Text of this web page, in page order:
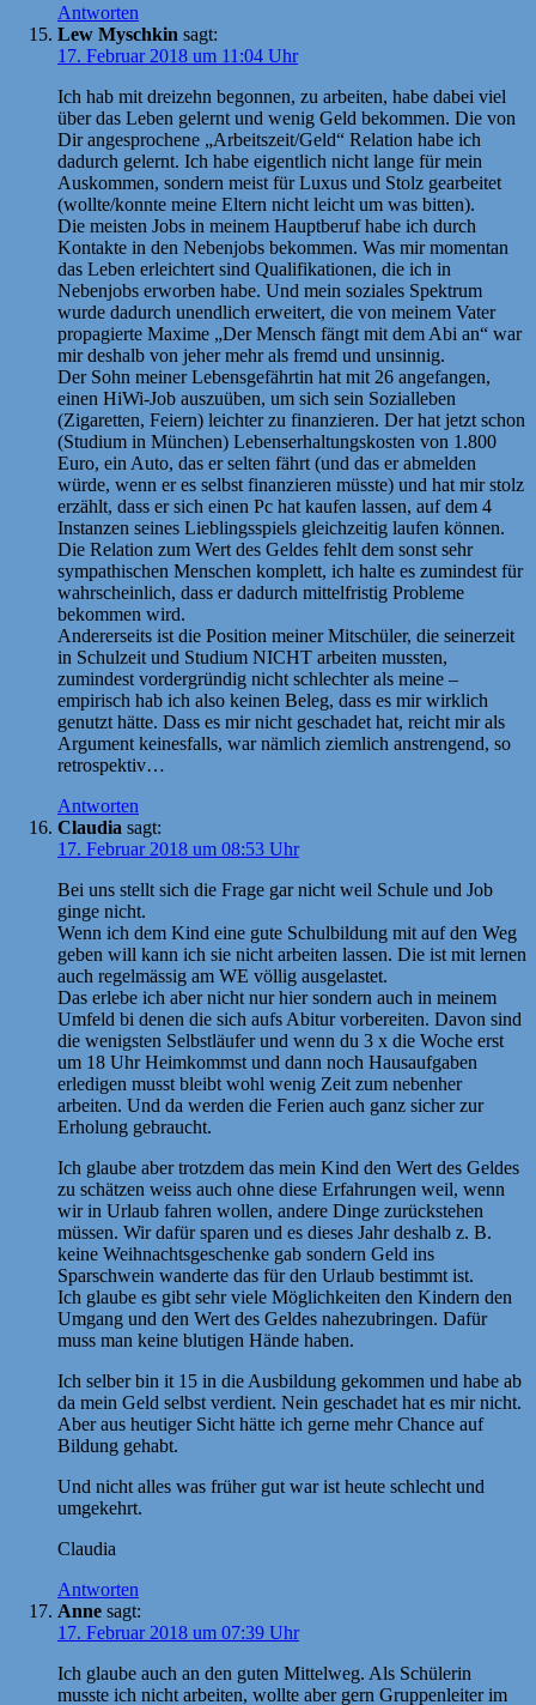
Antworten
Lew Myschkin sagt:
17. Februar 2018 um 11:04 Uhr
Ich hab mit dreizehn begonnen, zu arbeiten, habe dabei viel
über das Leben gelernt und wenig Geld bekommen. Die von
Dir angesprochene „Arbeitszeit/Geld“ Relation habe ich
dadurch gelernt. Ich habe eigentlich nicht lange für mein
Auskommen, sondern meist für Luxus und Stolz gearbeitet
(wollte/konnte meine Eltern nicht leicht um was bitten).
Die meisten Jobs in meinem Hauptberuf habe ich durch
Kontakte in den Nebenjobs bekommen. Was mir momentan
das Leben erleichtert sind Qualifikationen, die ich in
Nebenjobs erworben habe. Und mein soziales Spektrum
wurde dadurch unendlich erweitert, die von meinem Vater
propagierte Maxime „Der Mensch fängt mit dem Abi an“ war
mir deshalb von jeher mehr als fremd und unsinnig.
Der Sohn meiner Lebensgefährtin hat mit 26 angefangen,
einen HiWi-Job auszuüben, um sich sein Sozialleben
(Zigaretten, Feiern) leichter zu finanzieren. Der hat jetzt schon
(Studium in München) Lebenserhaltungskosten von 1.800
Euro, ein Auto, das er selten fährt (und das er abmelden
würde, wenn er es selbst finanzieren müsste) und hat mir stolz
erzählt, dass er sich einen Pc hat kaufen lassen, auf dem 4
Instanzen seines Lieblingsspiels gleichzeitig laufen können.
Die Relation zum Wert des Geldes fehlt dem sonst sehr
sympathischen Menschen komplett, ich halte es zumindest für
wahrscheinlich, dass er dadurch mittelfristig Probleme
bekommen wird.
Andererseits ist die Position meiner Mitschüler, die seinerzeit
in Schulzeit und Studium NICHT arbeiten mussten,
zumindest vordergründig nicht schlechter als meine –
empirisch hab ich also keinen Beleg, dass es mir wirklich
genutzt hätte. Dass es mir nicht geschadet hat, reicht mir als
Argument keinesfalls, war nämlich ziemlich anstrengend, so
retrospektiv…
Antworten
Claudia sagt:
17. Februar 2018 um 08:53 Uhr
Bei uns stellt sich die Frage gar nicht weil Schule und Job
ginge nicht.
Wenn ich dem Kind eine gute Schulbildung mit auf den Weg
geben will kann ich sie nicht arbeiten lassen. Die ist mit lernen
auch regelmässig am WE völlig ausgelastet.
Das erlebe ich aber nicht nur hier sondern auch in meinem
Umfeld bi denen die sich aufs Abitur vorbereiten. Davon sind
die wenigsten Selbstläufer und wenn du 3 x die Woche erst
um 18 Uhr Heimkommst und dann noch Hausaufgaben
erledigen musst bleibt wohl wenig Zeit zum nebenher
arbeiten. Und da werden die Ferien auch ganz sicher zur
Erholung gebraucht.
Ich glaube aber trotzdem das mein Kind den Wert des Geldes
zu schätzen weiss auch ohne diese Erfahrungen weil, wenn
wir in Urlaub fahren wollen, andere Dinge zurückstehen
müssen. Wir dafür sparen und es dieses Jahr deshalb z. B.
keine Weihnachtsgeschenke gab sondern Geld ins
Sparschwein wanderte das für den Urlaub bestimmt ist.
Ich glaube es gibt sehr viele Möglichkeiten den Kindern den
Umgang und den Wert des Geldes nahezubringen. Dafür
muss man keine blutigen Hände haben.
Ich selber bin it 15 in die Ausbildung gekommen und habe ab
da mein Geld selbst verdient. Nein geschadet hat es mir nicht.
Aber aus heutiger Sicht hätte ich gerne mehr Chance auf
Bildung gehabt.
Und nicht alles was früher gut war ist heute schlecht und
umgekehrt.
Claudia
Antworten
Anne sagt:
17. Februar 2018 um 07:39 Uhr
Ich glaube auch an den guten Mittelweg. Als Schülerin
musste ich nicht arbeiten, wollte aber gern Gruppenleiter im